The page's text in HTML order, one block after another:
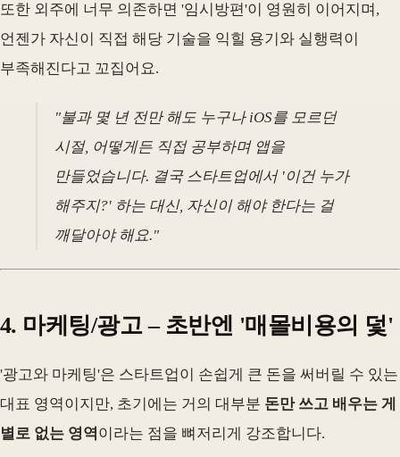
또한 외주에 너무 의존하면 '임시방편'이 영원히 이어지며,
언젠가 자신이 직접 해당 기술을 익힐 용기와 실행력이
부족해진다고 꼬집어요.
"불과 몇 년 전만 해도 누구나 iOS를 모르던
시절, 어떻게든 직접 공부하며 앱을
만들었습니다. 결국 스타트업에서 '이건 누가
해주지?' 하는 대신, 자신이 해야 한다는 걸
깨달아야 해요."
4. 마케팅/광고 – 초반엔 '매몰비용의 덫'
'광고와 마케팅'은 스타트업이 손쉽게 큰 돈을 써버릴 수 있는
대표 영역이지만, 초기에는 거의 대부분 돈만 쓰고 배우는 게
별로 없는 영역이라는 점을 뼈저리게 강조합니다.